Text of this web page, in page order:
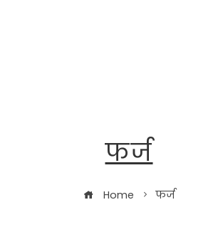
फर्ज
Home फर्ज